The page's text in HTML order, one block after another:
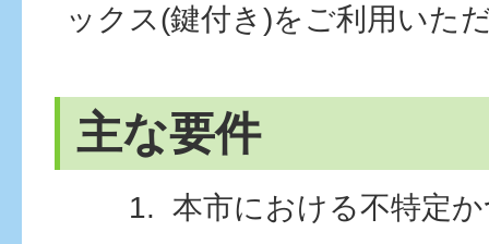
ックス(鍵付き)をご利用いた
主な要件
本市における不特定